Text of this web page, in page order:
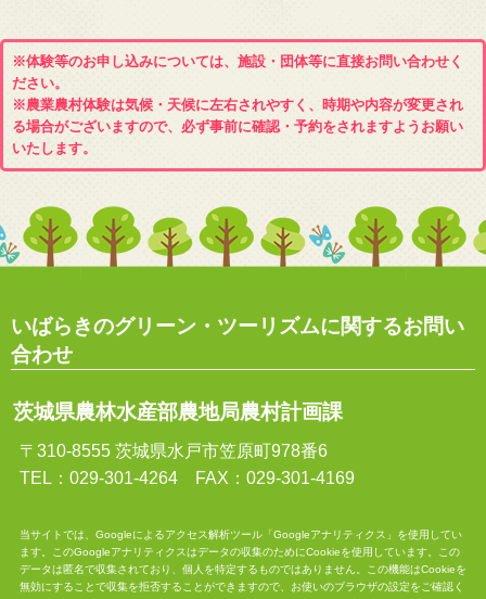
※体験等のお申し込みについては、施設・団体等に直接お問い合わせく
ださい。
※農業農村体験は気候・天候に左右されやすく、時期や内容が変更され
る場合がございますので、必ず事前に確認・予約をされますようお願い
いたします。
いばらきのグリーン・ツーリズムに関するお問い
合わせ
茨城県農林水産部農地局農村計画課
〒310-8555 茨城県水戸市笠原町978番6
TEL：029-301-4264 FAX：029-301-4169
当サイトでは、Googleによるアクセス解析ツール「Googleアナリティクス」を使用してい
ます。このGoogleアナリティクスはデータの収集のためにCookieを使用しています。この
データは匿名で収集されており、個人を特定するものではありません。この機能はCookieを
無効にすることで収集を拒否することができますので、お使いのブラウザの設定をご確認く